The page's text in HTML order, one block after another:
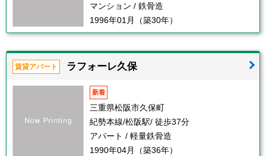
マンション / 鉄骨造
1996年01月（築30年）
賃貸アパート ラフォーレ久保
新着
三重県松阪市久保町
紀勢本線/松阪駅/ 徒歩37分
アパート / 軽量鉄骨造
1990年04月（築36年）